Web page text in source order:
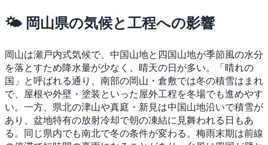
🌤 岡山県の気候と工程への影響
岡山は瀬戸内式気候で、中国山地と四国山地が季節風の水分
を落とすため降水量が少なく、晴天の日が多い。「晴れの
国」と呼ばれる通り、南部の岡山・倉敷では冬の積雪はまれ
で、屋根や外壁・塗装といった屋外工程を冬場でも進めやす
い。一方、県北の津山や真庭・新見は中国山地沿いで積雪が
あり、盆地特有の放射冷却で朝の凍結に見舞われる日もあ
る。同じ県内でも南北で冬の条件が変わる。梅雨末期は前線